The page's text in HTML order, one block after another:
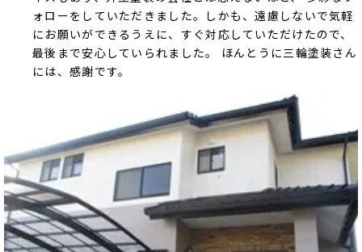
ォローをしていただきました。しかも、遠慮しないで気軽
にお願いができるうえに、すぐ対応していただけたので、
最後まで安心していられました。 ほんとうに三輪塗装さん
には、感謝です。